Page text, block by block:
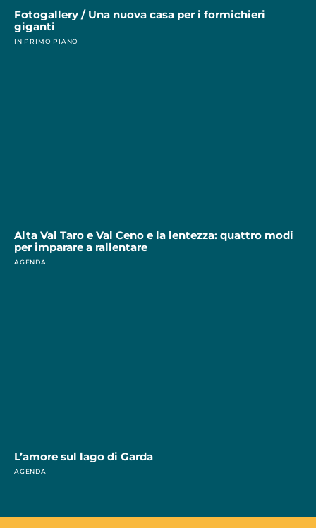
Fotogallery / Una nuova casa per i formichieri
giganti
IN PRIMO PIANO
Alta Val Taro e Val Ceno e la lentezza: quattro modi
per imparare a rallentare
AGENDA
L’amore sul lago di Garda
AGENDA